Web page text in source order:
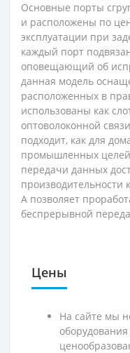
Основные порты
и расположены по
эксплуатации при
каждый порт
оповещающий об
данная модель
расположенных в
использованы как
оптоволоконной
подходит, как для
промышленных
передачи данных
производительности
A позволяет
беспрерывной
Цены
На сайте мы